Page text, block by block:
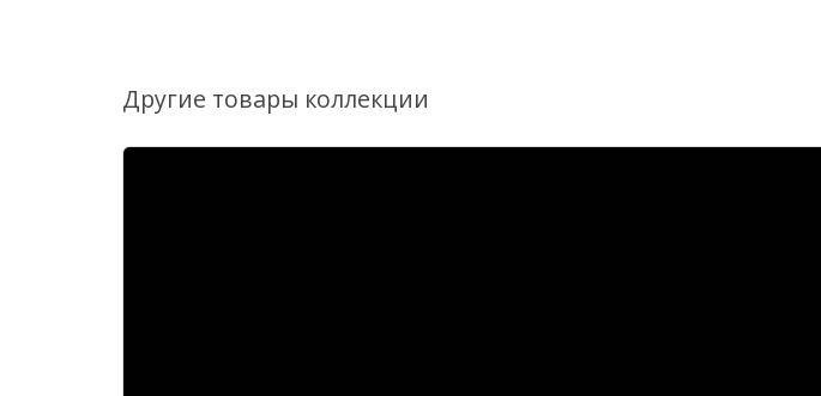
Другие товары коллекции